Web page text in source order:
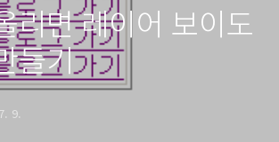
리면 레이어 보이도
들기
9.